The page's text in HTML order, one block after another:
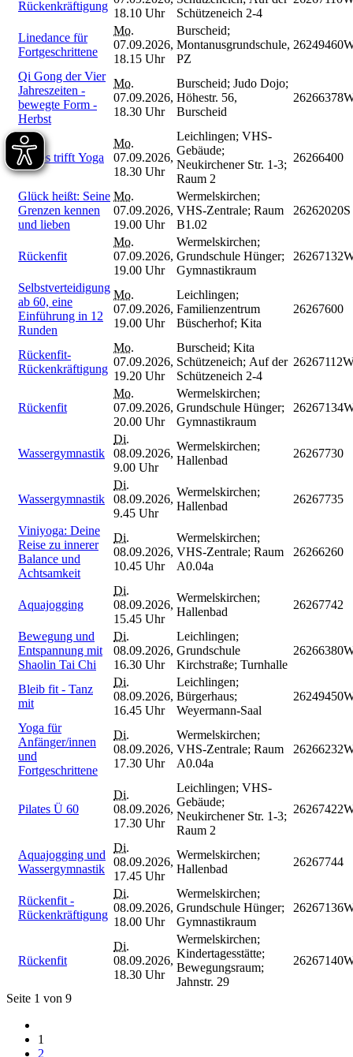
Rückenkräftigung
18.10 Uhr
Schützeneich 2-4
Linedance für
Fortgeschrittene
Mo.
07.09.2026,
18.15 Uhr
Burscheid;
Montanusgrundschule,
PZ
Qi Gong der Vier
Jahreszeiten -
bewegte Form -
Herbst
Mo.
07.09.2026,
18.30 Uhr
Burscheid; Judo Dojo;
Höhestr. 56,
Burscheid
Pilates trifft Yoga
Mo.
07.09.2026,
18.30 Uhr
Leichlingen; VHS-
Gebäude;
Neukirchener Str. 1-3;
Raum 2
26266400
Glück heißt: Seine
Grenzen kennen
und lieben
Mo.
07.09.2026,
19.00 Uhr
Wermelskirchen;
VHS-Zentrale; Raum
B1.02
26262020S
Rückenfit
Mo.
07.09.2026,
19.00 Uhr
Wermelskirchen;
Grundschule Hünger;
Gymnastikraum
Selbstverteidigung
ab 60, eine
Einführung in 12
Runden
Mo.
07.09.2026,
19.00 Uhr
Leichlingen;
Familienzentrum
Büscherhof; Kita
26267600
Rückenfit-
Rückenkräftigung
Mo.
07.09.2026,
19.20 Uhr
Burscheid; Kita
Schützeneich; Auf der
Schützeneich 2-4
Rückenfit
Mo.
07.09.2026,
20.00 Uhr
Wermelskirchen;
Grundschule Hünger;
Gymnastikraum
Wassergymnastik
Di.
08.09.2026,
9.00 Uhr
Wermelskirchen;
Hallenbad
26267730
Wassergymnastik
Di.
08.09.2026,
9.45 Uhr
Wermelskirchen;
Hallenbad
26267735
Viniyoga: Deine
Reise zu innerer
Balance und
Achtsamkeit
Di.
08.09.2026,
10.45 Uhr
Wermelskirchen;
VHS-Zentrale; Raum
A0.04a
26266260
Aquajogging
Di.
08.09.2026,
15.45 Uhr
Wermelskirchen;
Hallenbad
26267742
Bewegung und
Entspannung mit
Shaolin Tai Chi
Di.
08.09.2026,
16.30 Uhr
Leichlingen;
Grundschule
Kirchstraße; Turnhalle
Bleib fit - Tanz
mit
Di.
08.09.2026,
16.45 Uhr
Leichlingen;
Bürgerhaus;
Weyermann-Saal
Yoga für
Anfänger/innen
und
Fortgeschrittene
Di.
08.09.2026,
17.30 Uhr
Wermelskirchen;
VHS-Zentrale; Raum
A0.04a
Pilates Ü 60
Di.
08.09.2026,
17.30 Uhr
Leichlingen; VHS-
Gebäude;
Neukirchener Str. 1-3;
Raum 2
Aquajogging und
Wassergymnastik
Di.
08.09.2026,
17.45 Uhr
Wermelskirchen;
Hallenbad
26267744
Rückenfit -
Rückenkräftigung
Di.
08.09.2026,
18.00 Uhr
Wermelskirchen;
Grundschule Hünger;
Gymnastikraum
Rückenfit
Di.
08.09.2026,
18.30 Uhr
Wermelskirchen;
Kindertagesstätte;
Bewegungsraum;
Jahnstr. 29
Seite 1 von 9
1
2